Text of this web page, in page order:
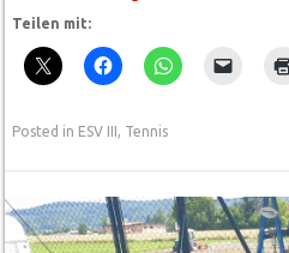
Teilen mit:
Posted in ESV III , Tennis